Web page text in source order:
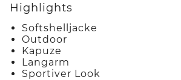
Highlights
Softshelljacke
Outdoor
Kapuze
Langarm
Sportiver Look